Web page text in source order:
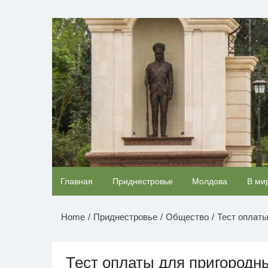
содержимомуНОВОСТИ
Главная Приднестровье Молдова В
Home Приднестровье Общество Тест
Тест оплаты для
Королева вагона отожгла! Видео не оставит
равнодушным